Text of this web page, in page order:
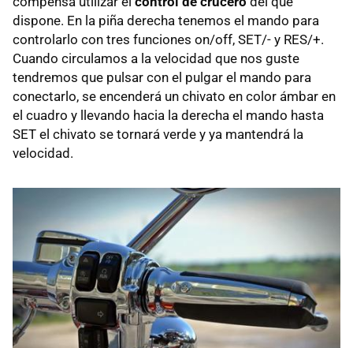
dispone. En la piña derecha tenemos el mando para
controlarlo con tres funciones on/off, SET/- y RES/+.
Cuando circulamos a la velocidad que nos guste
tendremos que pulsar con el pulgar el mando para
conectarlo, se encenderá un chivato en color ámbar en
el cuadro y llevando hacia la derecha el mando hasta
SET el chivato se tornará verde y ya mantendrá la
velocidad.